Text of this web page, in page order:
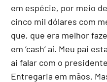
em espécie, por meio
cinco mil dólares com
que, que era melhor
em ‘cash’ aí. Meu pai
ai falar com o
Entregaria em mãos.